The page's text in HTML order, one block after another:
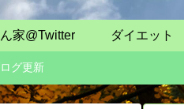
家@Twitter ダイエット
グ更新